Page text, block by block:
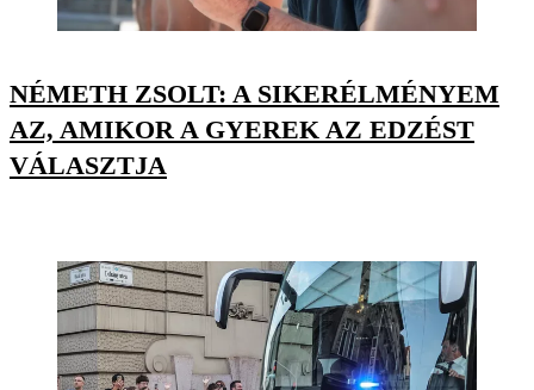
NÉMETH ZSOLT: A SIKERÉLMÉNYEM
AZ, AMIKOR A GYEREK AZ EDZÉST
VÁLASZTJA